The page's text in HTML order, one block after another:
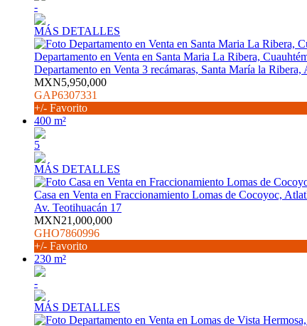
-
MÁS DETALLES
Departamento en Venta en Santa Maria La Ribera,
Departamento en Venta 3 recámaras, Santa María la
MXN5,950,000
GAP6307331
+/- Favorito
400 m²
5
MÁS DETALLES
Casa en Venta en Fraccionamiento Lomas de Cocoyoc,
Av. Teotihuacán 17
MXN21,000,000
GHO7860996
+/- Favorito
230 m²
-
MÁS DETALLES